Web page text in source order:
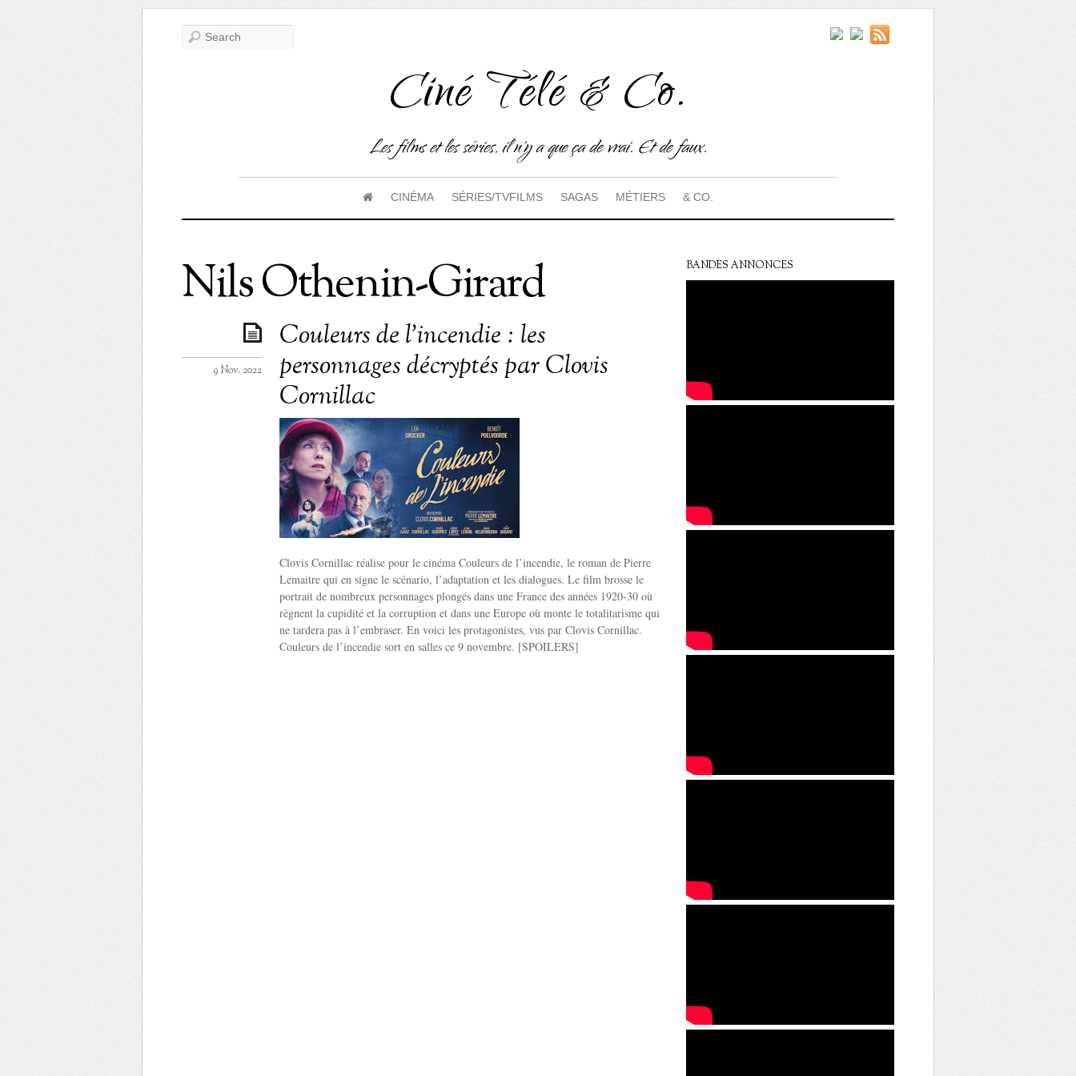
Ciné Télé & Co.
Les films et les séries, il n'y a que ça de vrai. Et de faux.
CINÉMA SÉRIES/TVFILMS SAGAS MÉTIERS & CO.
Nils Othenin-Girard
Couleurs de l’incendie : les
personnages décryptés par Clovis
Cornillac
9 Nov. 2022
Clovis Cornillac réalise pour le cinéma Couleurs de l’incendie, le roman de Pierre
Lemaitre qui en signe le scénario, l’adaptation et les dialogues. Le film brosse le
portrait de nombreux personnages plongés dans une France des années 1920-30 où
règnent la cupidité et la corruption et dans une Europe où monte le totalitarisme qui
ne tardera pas à l’embraser. En voici les protagonistes, vus par Clovis Cornillac.
Couleurs de l’incendie sort en salles ce 9 novembre. [SPOILERS]
BANDES ANNONCES